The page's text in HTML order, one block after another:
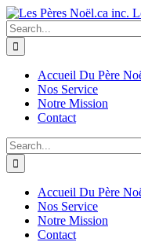
Skip
to
content
Search
for:
Accueil Du Père
Nos Service
Notre Mission
Contact
Search
for:
Accueil Du Père
Nos Service
Notre Mission
Contact